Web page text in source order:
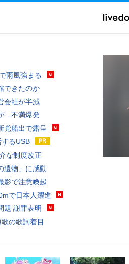
雨風強まる
できたのか
会社が半減
…不満爆発
党船出で露呈
るUSB
な制度改正
遺物」に感動
影で注意喚起
で日本人躍進
題 謝罪表明
歌の歌詞着目